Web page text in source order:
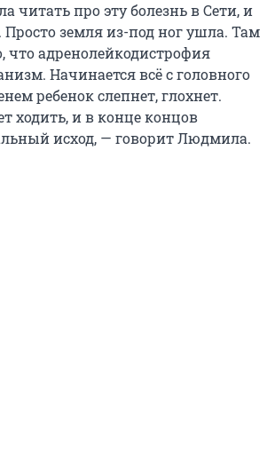
читать про эту болезнь в Сети, и
Просто земля из-под ног ушла. Там
что адренолейкодистрофия
Начинается всё с головного
ребенок слепнет, глохнет.
ходить, и в конце концов
исход, — говорит Людмила.